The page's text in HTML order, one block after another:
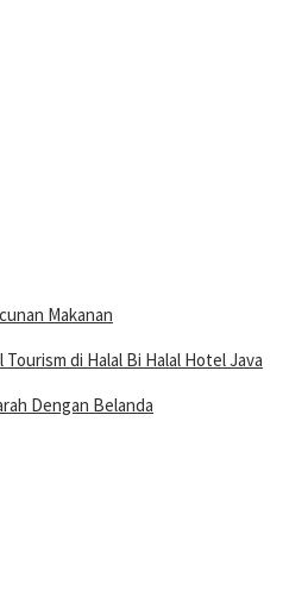
Makanan
Tourism di Halal Bi Halal Hotel Java
Dengan Belanda